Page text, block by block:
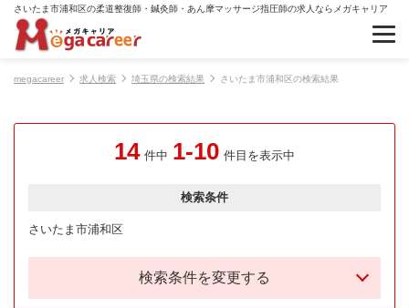
さいたま市浦和区の柔道整復師・鍼灸師・あん摩マッサージ指圧師の求人ならメガキャリア
megacareer 求人検索 埼玉県の検索結果 さいたま市浦和区の検索結果
14 件中 1-10 件目を表示中
検索条件
さいたま市浦和区
検索条件を変更する